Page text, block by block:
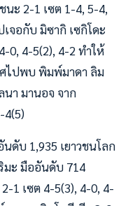
ะ 2-1 เซต 1-4, 5-4,
จอกับ มิซากิ เซกิโดะ
0, 4-5(2), 4-2 ทำให้
ไปพบ พิมพ์มาดา ลิม
นา มานอจ จาก
4(5)
บ 1,935 เยาวชนโลก
มะ มืออันดับ 714
1 เซต 4-5(3), 4-0, 4-